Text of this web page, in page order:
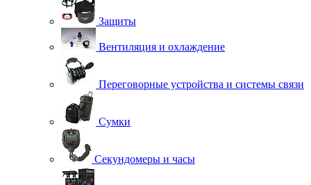
Защиты
Вентиляция и охлаждение
Переговорные устройства и системы связи
Сумки
Секундомеры и часы